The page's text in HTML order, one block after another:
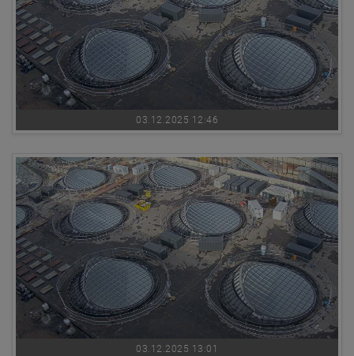
03.12.2025 12:46
03.12.2025 13:01